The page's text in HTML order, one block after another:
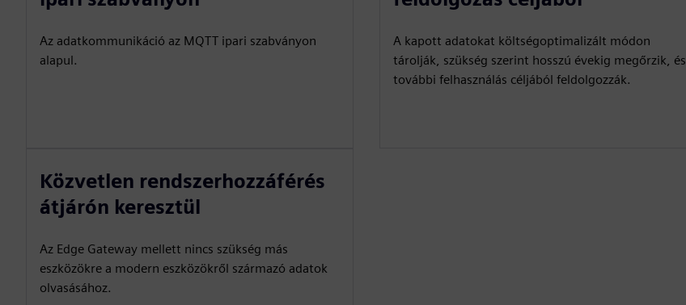
Az adatkommunikáció az MQTT ipari szabványon
alapul.
A kapott adatokat költségoptimalizált módon
tárolják, szükség szerint hosszú évekig megőrzik, és
további felhasználás céljából feldolgozzák.
Közvetlen rendszerhozzáférés
átjárón keresztül
Az Edge Gateway mellett nincs szükség más
eszközökre a modern eszközökről származó adatok
olvasásához.